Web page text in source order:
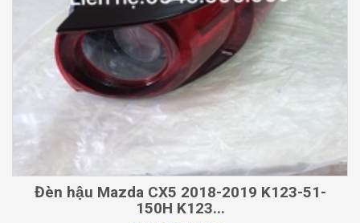
Đèn hậu Mazda CX5 2018-2019 K123-51-
150H K123...